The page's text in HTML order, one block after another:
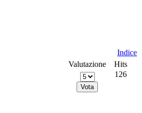
Indice
Valutazione
Hits
126